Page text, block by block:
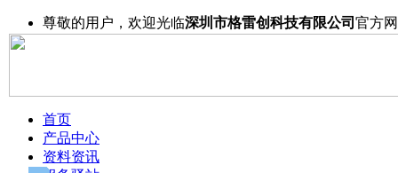
尊敬的用户，欢迎光临深圳市格雷创科技有限公司 官方
首页
产品中心
资料资讯